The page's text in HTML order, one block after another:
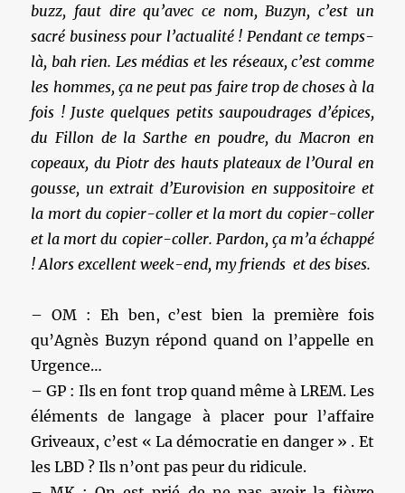
buzz, faut dire qu’avec ce nom, Buzyn, c’est un
sacré business pour l’actualité ! Pendant ce temps-
là, bah rien. Les médias et les réseaux, c’est comme
les hommes, ça ne peut pas faire trop de choses à la
fois ! Juste quelques petits saupoudrages d’épices,
du Fillon de la Sarthe en poudre, du Macron en
copeaux, du Piotr des hauts plateaux de l’Oural en
gousse, un extrait d’Eurovision en suppositoire et
la mort du copier-coller et la mort du copier-coller
et la mort du copier-coller. Pardon, ça m’a échappé
! Alors excellent week-end, my friends et des bises.
– OM : Eh ben, c’est bien la première fois
qu’Agnès Buzyn répond quand on l’appelle en
Urgence…
– GP : Ils en font trop quand même à LREM. Les
éléments de langage à placer pour l’affaire
Griveaux, c’est « La démocratie en danger » . Et
les LBD ? Ils n’ont pas peur du ridicule.